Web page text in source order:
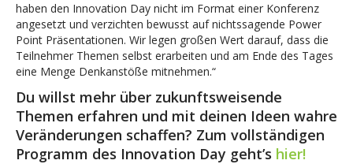
haben den Innovation Day nicht im Format einer Konferenz
angesetzt und verzichten bewusst auf nichtssagende Power
Point Präsentationen. Wir legen großen Wert darauf, dass die
Teilnehmer Themen selbst erarbeiten und am Ende des Tages
eine Menge Denkanstöße mitnehmen.“
Du willst mehr über zukunftsweisende
Themen erfahren und mit deinen Ideen wahre
Veränderungen schaffen? Zum vollständigen
Programm des Innovation Day geht’s hier!